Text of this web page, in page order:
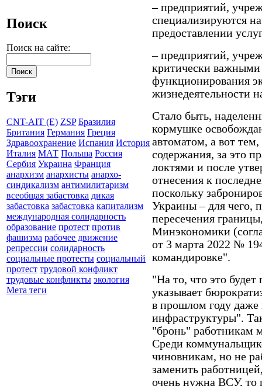
Поиск
Поиск на сайте:
Тэги
CNT-AIT (E) ZSP Бразилия
Британия Германия Греция
Здравоохранение Испания История
Италия МАТ Польша Россия
Сербия Украина Франция
анархизм анархисты анархо-
синдикализм антимилитаризм
всеобщая забастовка дикая
забастовка забастовка капитализм
международная солидарность
образование протест против
фашизма рабочее движение
репрессии солидарность
социальные протесты социальный
протест трудовой конфликт
трудовые конфликты экология
Мета теги
– предприятий,
специализируются
предоставлении
– предприятий,
критически важными
функционирования
жизнедеятельности
Стало быть,
кормушке
автоматом, а вот
содержания, за это
локтями и после
отнесения к
поскольку
Украины – для чего,
пересечения
Минэкономики
от 3 марта 2022 №
командировке".
"На то, что это
указывает
в прошлом году даже
инфраструктуры".
"бронь" работникам
Среди
чиновникам, но не
заменить
очень нужна ВСУ, то